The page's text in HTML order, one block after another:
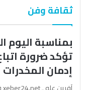
ثقافة وفن
بمناسبة اليوم
تؤكد ضرورة
إدمان المخدرات